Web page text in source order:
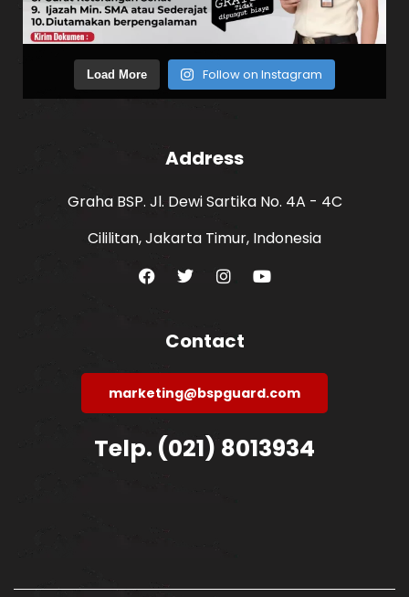
Load More Follow on Instagram
Address
Graha BSP. Jl. Dewi Sartika No. 4A - 4C
Cililitan, Jakarta Timur, Indonesia
Contact
marketing@bspguard.com
Telp. (021) 8013934